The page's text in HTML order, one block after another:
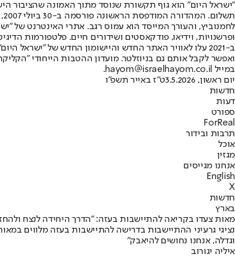
"ישראל היום" הוא גוף תקשורת שנוסד מתוך האמונה שהציבור
ופרשנויות, וידיאו, פודקאסטים ושידורים חיים. פלטפורמות
ב-2021 עלו לאוויר האתר החדש והיישומון החדש של
ואפשר לקבל אותם גם בניוזלטר. מועדון ההטבות הייחודי
במייל hayom@israelhayom.co.il.
יום ראשון, 3.5.2026
ט"ז באייר תשפ"ו
חדשות
דעות
ספורט
ForReal
תרבות ובידור
אוכל
מגזין
אנחנו מגייסים
English
X
חדשות
בארץ
מאות צעדו בקריאה להתיישבות בעזה: "הדרך היחידה לנצח
נציגי גרעיני ההתיישבות בדרישה להתיישבות בעזה מלווים
וגדלה, אנחנו נחושים להיאבק"
איליה יגורוב